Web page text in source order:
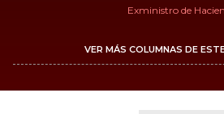
Exministro de
VER MÁS COLUMNAS DE